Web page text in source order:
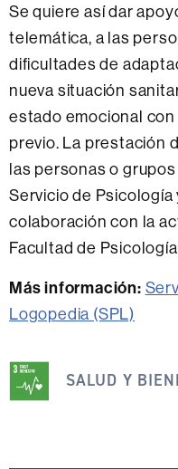
Se quiere así dar
telemática, a las
dificultades de
nueva situación
estado emocional
previo. La prestación
las personas o
Servicio de
colaboración con la
Facultad de
Más información:
Logopedia (SPL)
noticia
se
SALUD Y